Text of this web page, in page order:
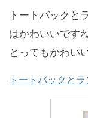
トートバックと
はかわいいです
とってもかわい
トートバックと